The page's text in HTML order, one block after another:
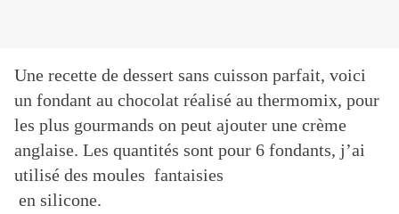
Une recette de dessert sans cuisson parfait, voici
un fondant au chocolat réalisé au thermomix, pour
les plus gourmands on peut ajouter une crème
anglaise. Les quantités sont pour 6 fondants, j’ai
utilisé des moules fantaisies
en silicone.